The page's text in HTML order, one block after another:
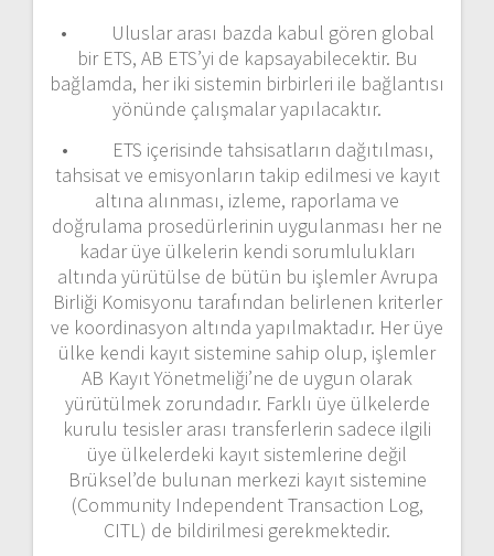
• Uluslar arası bazda kabul gören global
bir ETS, AB ETS’yi de kapsayabilecektir. Bu
bağlamda, her iki sistemin birbirleri ile bağlantısı
yönünde çalışmalar yapılacaktır.
• ETS içerisinde tahsisatların dağıtılması,
tahsisat ve emisyonların takip edilmesi ve kayıt
altına alınması, izleme, raporlama ve
doğrulama prosedürlerinin uygulanması her ne
kadar üye ülkelerin kendi sorumlulukları
altında yürütülse de bütün bu işlemler Avrupa
Birliği Komisyonu tarafından belirlenen kriterler
ve koordinasyon altında yapılmaktadır. Her üye
ülke kendi kayıt sistemine sahip olup, işlemler
AB Kayıt Yönetmeliği’ne de uygun olarak
yürütülmek zorundadır. Farklı üye ülkelerde
kurulu tesisler arası transferlerin sadece ilgili
üye ülkelerdeki kayıt sistemlerine değil
Brüksel’de bulunan merkezi kayıt sistemine
(Community Independent Transaction Log,
CITL) de bildirilmesi gerekmektedir.